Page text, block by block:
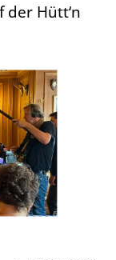
der Hütt‘n